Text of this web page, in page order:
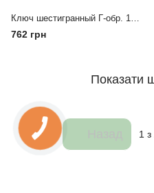
Ключ шестигранный Г-обр. 19мм супердлинный TOPTUL AGAE1938
762 грн
Показати
1 з